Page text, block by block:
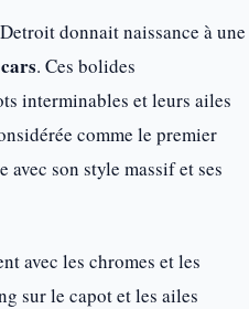
donnait naissance à une
. Ces bolides
interminables et leurs ailes
comme le premier
avec son style massif et ses
avec les chromes et les
sur le capot et les ailes